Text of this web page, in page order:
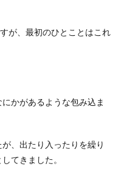
が、最初のひとことはこれ
かがあるような包み込ま
、出たり入ったりを繰り
してきました。